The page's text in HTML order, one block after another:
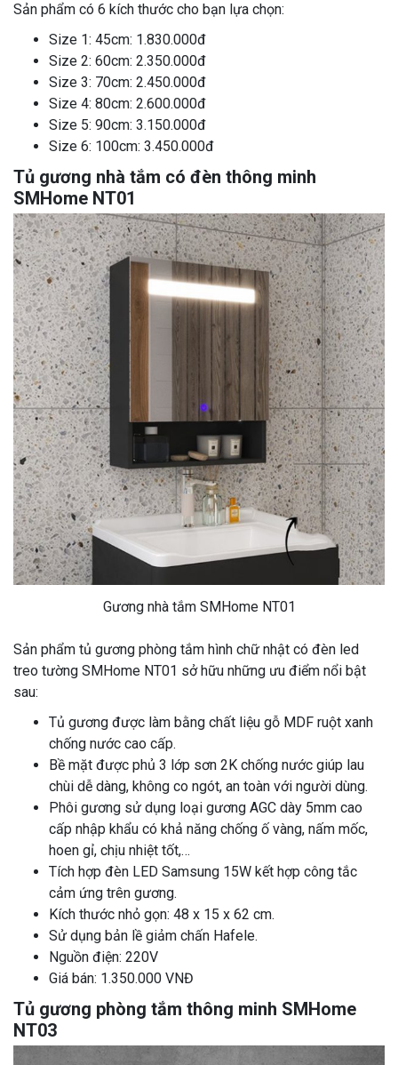
Sản phẩm có 6 kích thước cho bạn lựa chọn:
Size 1: 45cm: 1.830.000đ
Size 2: 60cm: 2.350.000đ
Size 3: 70cm: 2.450.000đ
Size 4: 80cm: 2.600.000đ
Size 5: 90cm: 3.150.000đ
Size 6: 100cm: 3.450.000đ
Tủ gương nhà tắm có đèn thông minh
SMHome NT01
Gương nhà tắm SMHome NT01
Sản phẩm tủ gương phòng tắm hình chữ nhật có đèn led
treo tường SMHome NT01 sở hữu những ưu điểm nổi bật
sau:
Tủ gương được làm bằng chất liệu gỗ MDF ruột xanh
chống nước cao cấp.
Bề mặt được phủ 3 lớp sơn 2K chống nước giúp lau
chùi dễ dàng, không co ngót, an toàn với người dùng.
Phôi gương sử dụng loại gương AGC dày 5mm cao
cấp nhập khẩu có khả năng chống ố vàng, nấm mốc,
hoen gỉ, chịu nhiệt tốt,…
Tích hợp đèn LED Samsung 15W kết hợp công tắc
cảm ứng trên gương.
Kích thước nhỏ gọn: 48 x 15 x 62 cm.
Sử dụng bản lề giảm chấn Hafele.
Nguồn điện: 220V
Giá bán: 1.350.000 VNĐ
Tủ gương phòng tắm thông minh SMHome
NT03